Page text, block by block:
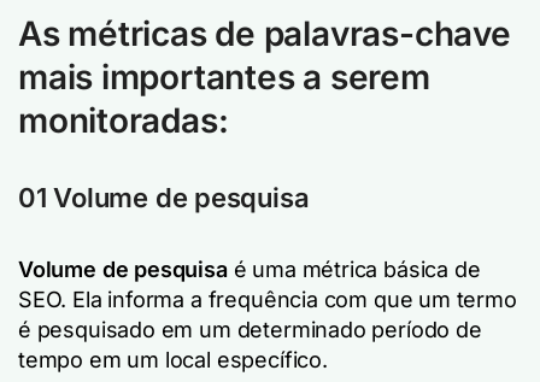
As métricas de palavras-chave
mais importantes a serem
monitoradas:
01 Volume de pesquisa
Volume de pesquisaé uma métrica básica de
SEO. Ela informa a frequência com que um termo
é pesquisado em um determinado período de
tempo em um local específico.